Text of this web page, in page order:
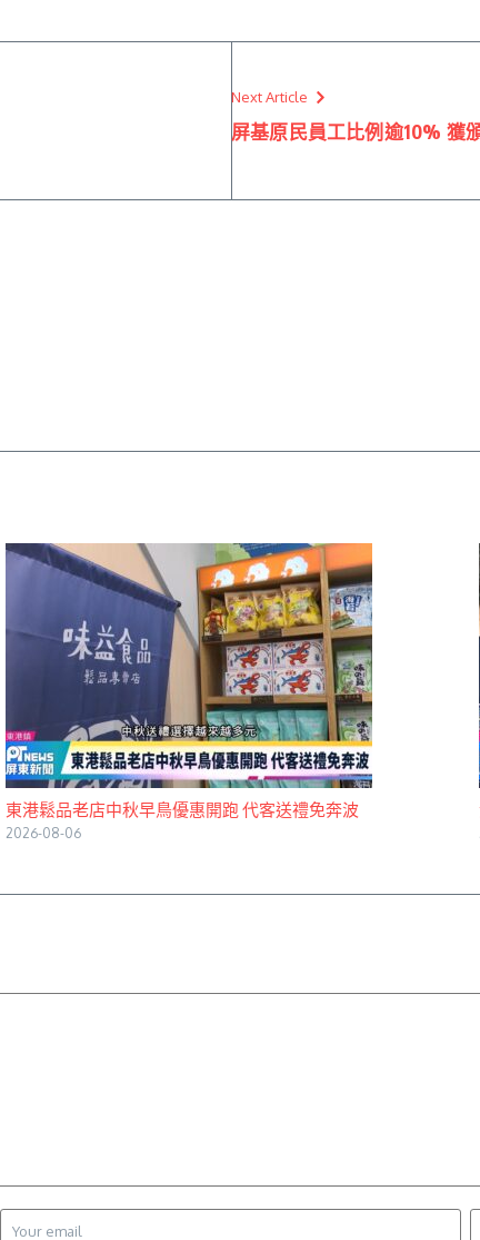
Next Article
屏基原民員工比例逾10% 獲
東港鬆品老店中秋早鳥優惠開跑 代客送禮免奔波
2026-08-06